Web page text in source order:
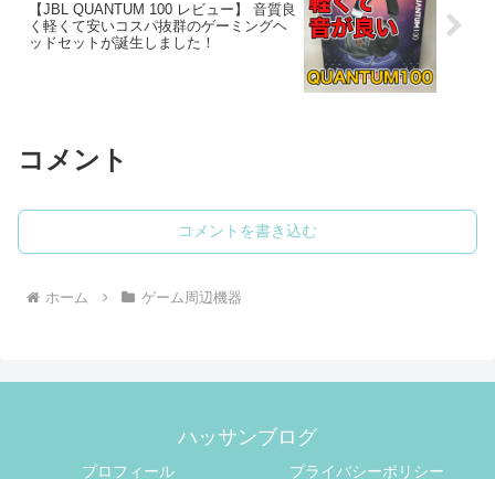
【JBL QUANTUM 100 レビュー】 音質良
く軽くて安いコスパ抜群のゲーミングヘ
ッドセットが誕生しました！
コメント
コメントを書き込む
ホーム ゲーム周辺機器
ハッサンブログ
プロフィール プライバシーポリシー